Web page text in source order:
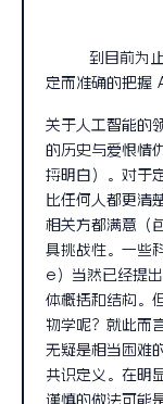
到目前为止，
定而准确的把握
关于人工智能的
的历史与爱恨情
捋明白）。对于
比任何人都更清
相关方都满意（
具挑战性。一些
e）当然已经提
体概括和结构。
物学呢？就此而
无疑是相当困难
共识定义。在明
谨慎的做法可能